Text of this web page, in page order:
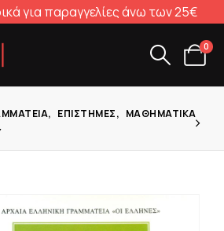
για παραγγελίες άνω των 25€
0
, ΕΠΙΣΤΉΜΕΣ, ΜΑΘΗΜΑΤΙΚΆ